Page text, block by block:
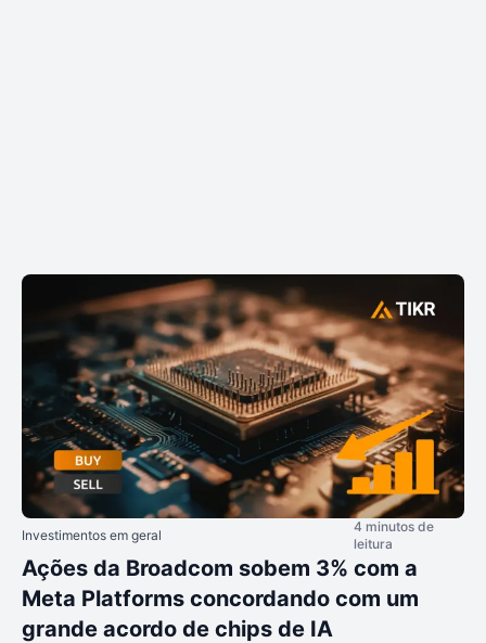
Investimentos em geral
4 minutos de
leitura
Ações da Broadcom sobem 3% com a
Meta Platforms concordando com um
grande acordo de chips de IA